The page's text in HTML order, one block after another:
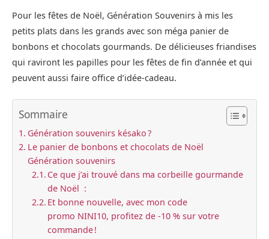
Pour les fêtes de Noël, Génération Souvenirs à mis les
petits plats dans les grands avec son méga panier de
bonbons et chocolats gourmands. De délicieuses friandises
qui raviront les papilles pour les fêtes de fin d’année et qui
peuvent aussi faire office d’idée-cadeau.
Sommaire
Génération souvenirs késako ?
Le panier de bonbons et chocolats de Noël
Génération souvenirs
Ce que j’ai trouvé dans ma corbeille gourmande
de Noël :
Et bonne nouvelle, avec mon code
promo NINI10, profitez de -10 % sur votre
commande !